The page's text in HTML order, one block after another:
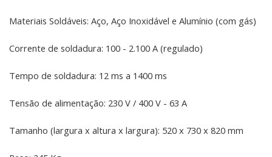
Materiais Soldáveis: Aço, Aço Inoxidável e Alumínio (com gás)
Corrente de soldadura: 100 - 2.100 A (regulado)
Tempo de soldadura: 12 ms a 1400 ms
Tensão de alimentação: 230 V / 400 V - 63 A
Tamanho (largura x altura x largura): 520 x 730 x 820 mm